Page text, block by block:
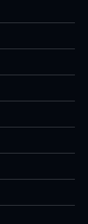
cu risc seismic, iar